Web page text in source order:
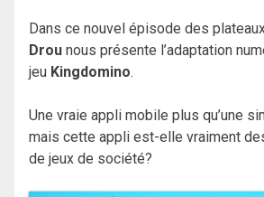
Dans ce nouvel épisode des
Drou nous présente l’adaptation
jeu Kingdomino.
Une vraie appli mobile plus qu’une
mais cette appli est-elle vraiment
de jeux de société?